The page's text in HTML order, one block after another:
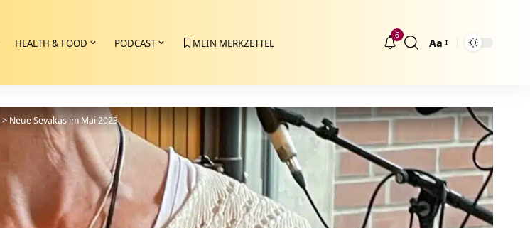
HEALTH & FOOD PODCAST MEIN MERKZETTEL
6
Größenänderung
Aa
> Neue Sevakas im Mai 2023